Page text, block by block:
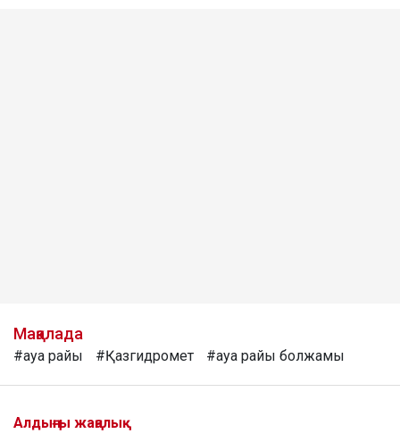
Мақалада
#ауа райы #Қазгидромет #ауа райы болжамы
Алдыңғы жаңалық